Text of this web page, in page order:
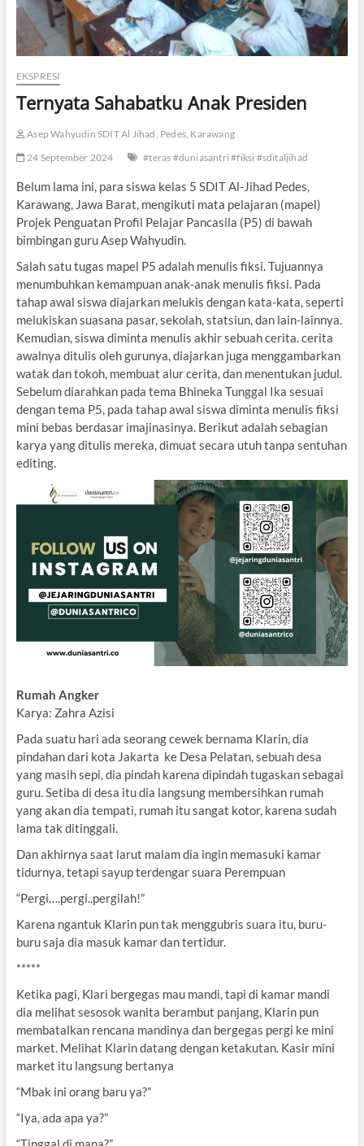
EKSPRESI
Ternyata Sahabatku Anak Presiden
Asep Wahyudin SDIT Al Jihad, Pedes, Karawang
24 September 2024
#teras #duniasantri #fiksi #sditaljihad
Belum lama ini, para siswa kelas 5 SDIT Al-Jihad Pedes,
Karawang, Jawa Barat, mengikuti mata pelajaran (mapel)
Projek Penguatan Profil Pelajar Pancasila (P5) di bawah
bimbingan guru Asep Wahyudin.
Salah satu tugas mapel P5 adalah menulis fiksi. Tujuannya
menumbuhkan kemampuan anak-anak menulis fiksi. Pada
tahap awal siswa diajarkan melukis dengan kata-kata, seperti
melukiskan suasana pasar, sekolah, statsiun, dan lain-lainnya.
Kemudian, siswa diminta menulis akhir sebuah cerita. cerita
awalnya ditulis oleh gurunya, diajarkan juga menggambarkan
watak dan tokoh, membuat alur cerita, dan menentukan judul.
Sebelum diarahkan pada tema Bhineka Tunggal Ika sesuai
dengan tema P5, pada tahap awal siswa diminta menulis fiksi
mini bebas berdasar imajinasinya. Berikut adalah sebagian
karya yang ditulis mereka, dimuat secara utuh tanpa sentuhan
editing.
Rumah Angker
Karya: Zahra Azisi
Pada suatu hari ada seorang cewek bernama Klarin, dia
pindahan dari kota Jakarta ke Desa Pelatan, sebuah desa
yang masih sepi, dia pindah karena dipindah tugaskan sebagai
guru. Setiba di desa itu dia langsung membersihkan rumah
yang akan dia tempati, rumah itu sangat kotor, karena sudah
lama tak ditinggali.
Dan akhirnya saat larut malam dia ingin memasuki kamar
tidurnya, tetapi sayup terdengar suara Perempuan
“Pergi….pergi..pergilah!”
Karena ngantuk Klarin pun tak menggubris suara itu, buru-
buru saja dia masuk kamar dan tertidur.
*****
Ketika pagi, Klari bergegas mau mandi, tapi di kamar mandi
dia melihat sesosok wanita berambut panjang, Klarin pun
membatalkan rencana mandinya dan bergegas pergi ke mini
market. Melihat Klarin datang dengan ketakutan. Kasir mini
market itu langsung bertanya
“Mbak ini orang baru ya?”
“Iya, ada apa ya?”